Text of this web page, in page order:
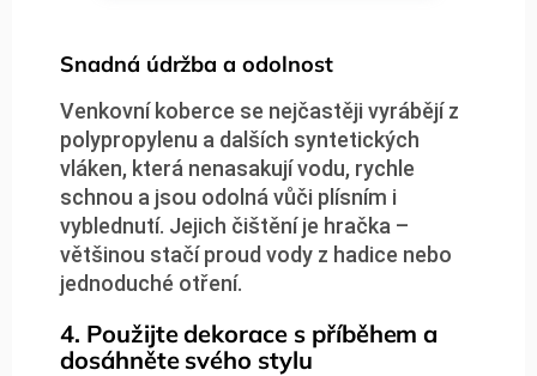
Snadná údržba a odolnost
Venkovní koberce se nejčastěji vyrábějí z
polypropylenu a dalších syntetických
vláken, která nenasakují vodu, rychle
schnou a jsou odolná vůči plísním i
vyblednutí. Jejich čištění je hračka –
většinou stačí proud vody z hadice nebo
jednoduché otření.
4. Použijte dekorace s příběhem a
dosáhněte svého stylu